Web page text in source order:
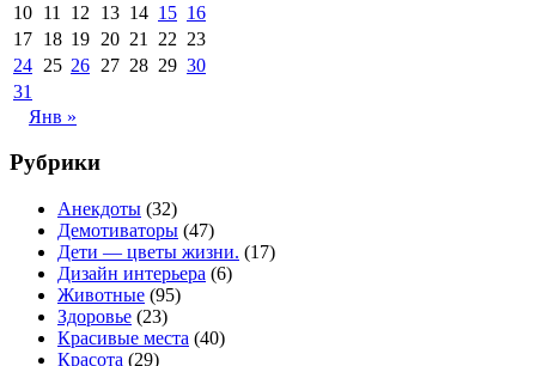
10 11 12 13 14 15 16
17 18 19 20 21 22 23
24 25 26 27 28 29 30
31
Янв »
Рубрики
Анекдоты (32)
Демотиваторы (47)
Дети — цветы жизни. (17)
Дизайн интерьера (6)
Животные (95)
Здоровье (23)
Красивые места (40)
Красота (29)